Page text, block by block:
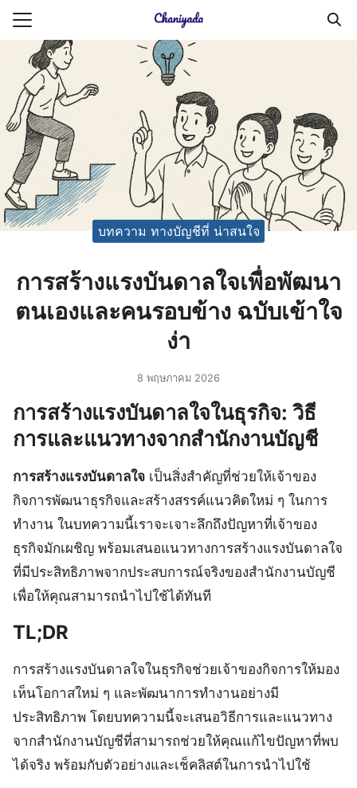
Skip
content
ยความเป็นส่วนตัว
ญชี (Accounting service)
ญชี (Accounting
Search
for:
บทความ ทางบัญชีที่ น่าสนใจ
การสร้างแรงบันดาลใจเพื่อพัฒนา
ตนเองและคนรอบข้าง ฉบับเข้าใจ
ง่า
8 พฤษภาคม 2026
การสร้างแรงบันดาลใจในธุรกิจ: วิธี
การและแนวทางจากสำนักงานบัญชี
การสร้างแรงบันดาลใจ เป็นสิ่งสำคัญที่ช่วยให้เจ้าของ
กิจการพัฒนาธุรกิจและสร้างสรรค์แนวคิดใหม่ ๆ ในการ
ทำงาน ในบทความนี้เราจะเจาะลึกถึงปัญหาที่เจ้าของ
ธุรกิจมักเผชิญ พร้อมเสนอแนวทางการสร้างแรงบันดาลใจ
ที่มีประสิทธิภาพจากประสบการณ์จริงของสำนักงานบัญชี
เพื่อให้คุณสามารถนำไปใช้ได้ทันที
TL;DR
การสร้างแรงบันดาลใจในธุรกิจช่วยเจ้าของกิจการให้มอง
เห็นโอกาสใหม่ ๆ และพัฒนาการทำงานอย่างมี
ประสิทธิภาพ โดยบทความนี้จะเสนอวิธีการและแนวทาง
จากสำนักงานบัญชีที่สามารถช่วยให้คุณแก้ไขปัญหาที่พบ
ได้จริง พร้อมกับตัวอย่างและเช็คลิสต์ในการนำไปใช้